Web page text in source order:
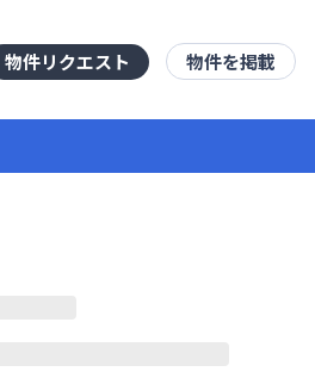
物件リクエスト 物件を掲載